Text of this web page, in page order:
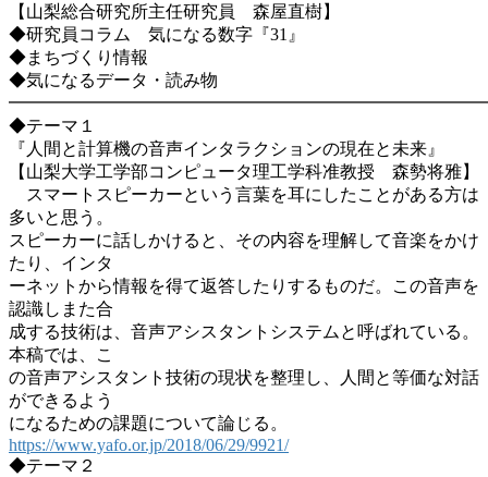
【山梨総合研究所主任研究員 森屋直樹】
◆研究員コラム 気になる数字『31』
◆まちづくり情報
◆気になるデータ・読み物
◆テーマ１
『人間と計算機の音声インタラクションの現在と未来』
【山梨大学工学部コンピュータ理工学科准教授 森勢将雅】
スマートスピーカーという言葉を耳にしたことがある方は
多いと思う。
スピーカーに話しかけると、その内容を理解して音楽をかけ
たり、インタ
ーネットから情報を得て返答したりするものだ。この音声を
認識しまた合
成する技術は、音声アシスタントシステムと呼ばれている。
本稿では、こ
の音声アシスタント技術の現状を整理し、人間と等価な対話
ができるよう
になるための課題について論じる。
https://www.yafo.or.jp/2018/06/29/9921/
◆テーマ２